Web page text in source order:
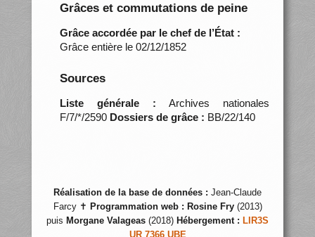
Grâces et commutations de peine
Grâce accordée par le chef de l’État :
Grâce entière le 02/12/1852
Sources
Liste générale : Archives nationales
F/7/*/2590 Dossiers de grâce : BB/22/140
Réalisation de la base de données : Jean-Claude
Farcy ✝ Programmation web : Rosine Fry(2013)
puis Morgane Valageas (2018) Hébergement : LIR3S
UR 7366 UBE